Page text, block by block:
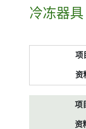
冷冻器具
料